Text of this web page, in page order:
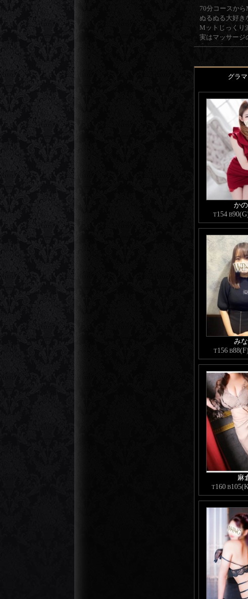
当店で自信を持
まだ当店を利
体感して下さい
70分コースか
ぬるぬる大好き
Mットじっくり
実はマッサージ
疲れた心も身体
ご奉仕型Mと自
いぢめられる
そんな時はた
ご縁を大切に
笑顔たくさん
お問い合わせお
グラ
か
T154 B
み
T156 B88(F)
麻
T160 B